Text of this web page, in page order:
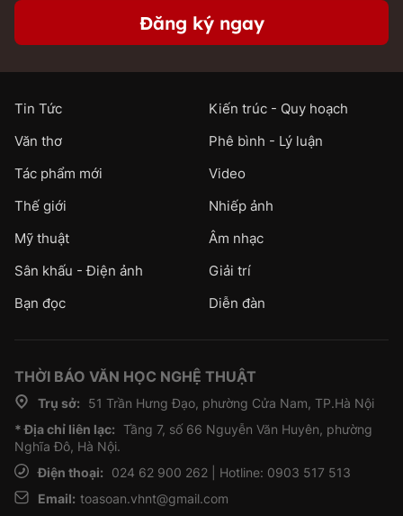
Đăng ký ngay
Tin Tức
Kiến trúc - Quy hoạch
Văn thơ
Phê bình - Lý luận
Tác phẩm mới
Video
Thế giới
Nhiếp ảnh
Mỹ thuật
Âm nhạc
Sân khấu - Điện ảnh
Giải trí
Bạn đọc
Diễn đàn
THỜI BÁO VĂN HỌC NGHỆ THUẬT
Trụ sở:
51 Trần Hưng Đạo, phường Cửa Nam, TP.Hà Nội
* Địa chỉ liên lạc: Tầng 7, số 66 Nguyễn Văn Huyên, phường
Nghĩa Đô, Hà Nội.
Điện thoại:
024 62 900 262 | Hotline: 0903 517 513
Email: toasoan.vhnt@gmail.com